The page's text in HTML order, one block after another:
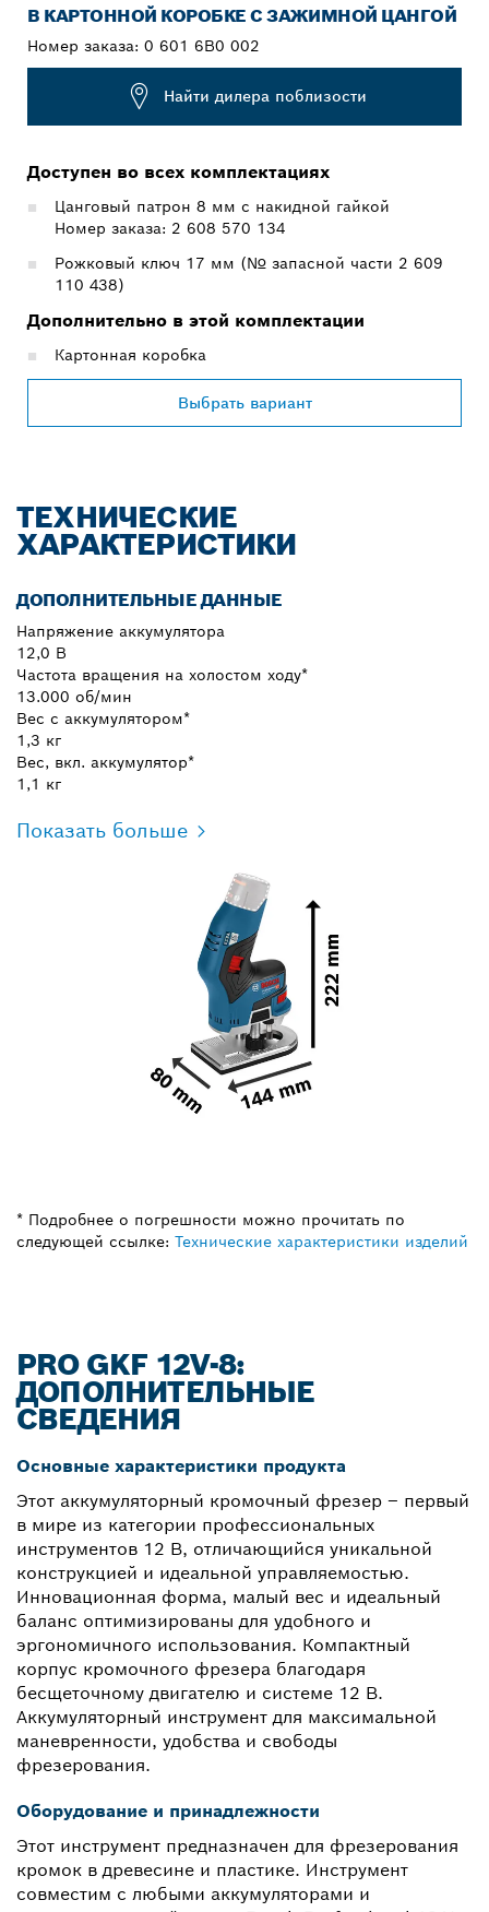
В КАРТОННОЙ КОРОБКЕ С ЗАЖИМНОЙ ЦАНГОЙ
Номер заказа: 0 601 6B0 002
Найти дилера поблизости
Доступен во всех комплектациях
Цанговый патрон 8 мм с накидной гайкой
Номер заказа: 2 608 570 134
Рожковый ключ 17 мм (№ запасной части 2 609
110 438)
Дополнительно в этой комплектации
Картонная коробка
Выбрать вариант
ТЕХНИЧЕСКИЕ
ХАРАКТЕРИСТИКИ
ДОПОЛНИТЕЛЬНЫЕ ДАННЫЕ
Напряжение аккумулятора
12,0 В
Частота вращения на холостом ходу*
13.000 об/мин
Вес с аккумулятором*
1,3 кг
Вес, вкл. аккумулятор*
1,1 кг
Показать больше
* Подробнее о погрешности можно прочитать по
следующей ссылке: Технические характеристики изделий
PRO GKF 12V-8:
ДОПОЛНИТЕЛЬНЫЕ
СВЕДЕНИЯ
Основные характеристики продукта
Этот аккумуляторный кромочный фрезер – первый
в мире из категории профессиональных
инструментов 12 В, отличающийся уникальной
конструкцией и идеальной управляемостью.
Инновационная форма, малый вес и идеальный
баланс оптимизированы для удобного и
эргономичного использования. Компактный
корпус кромочного фрезера благодаря
бесщеточному двигателю и системе 12 В.
Аккумуляторный инструмент для максимальной
маневренности, удобства и свободы
фрезерования.
Оборудование и принадлежности
Этот инструмент предназначен для фрезерования
кромок в древесине и пластике. Инструмент
совместим с любыми аккумуляторами и